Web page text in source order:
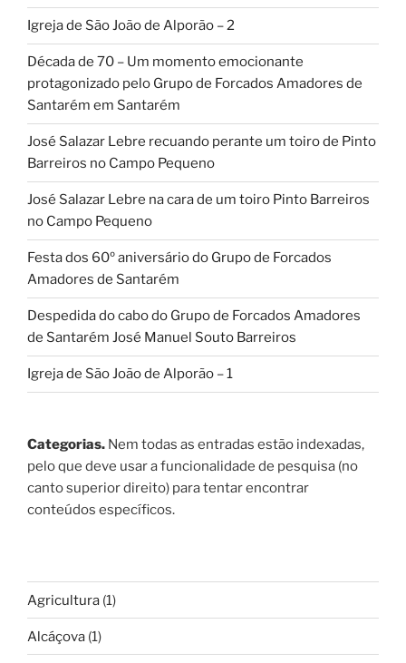
Igreja de São João de Alporão – 2
Década de 70 – Um momento emocionante
protagonizado pelo Grupo de Forcados Amadores de
Santarém em Santarém
José Salazar Lebre recuando perante um toiro de Pinto
Barreiros no Campo Pequeno
José Salazar Lebre na cara de um toiro Pinto Barreiros
no Campo Pequeno
Festa dos 60º aniversário do Grupo de Forcados
Amadores de Santarém
Despedida do cabo do Grupo de Forcados Amadores
de Santarém José Manuel Souto Barreiros
Igreja de São João de Alporão – 1
Categorias. Nem todas as entradas estão indexadas,
pelo que deve usar a funcionalidade de pesquisa (no
canto superior direito) para tentar encontrar
conteúdos específicos.
Agricultura (1)
Alcáçova (1)